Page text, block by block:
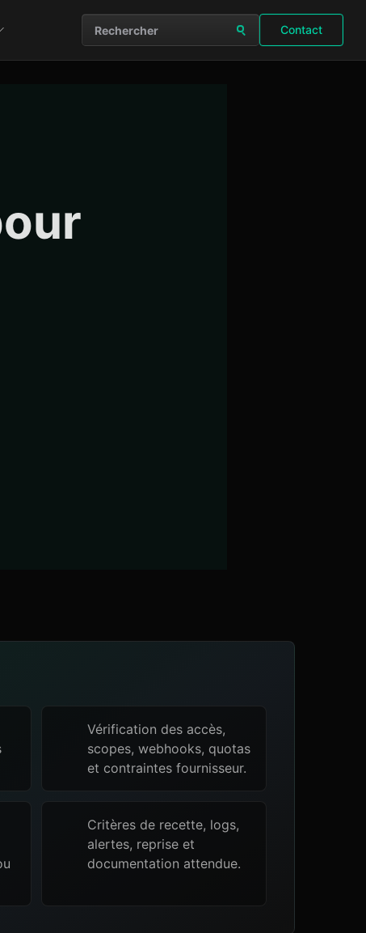
Rechercher sur le site
Contact
Vérification des accès,
scopes, webhooks, quotas
et contraintes fournisseur.
Critères de recette, logs,
alertes, reprise et
documentation attendue.